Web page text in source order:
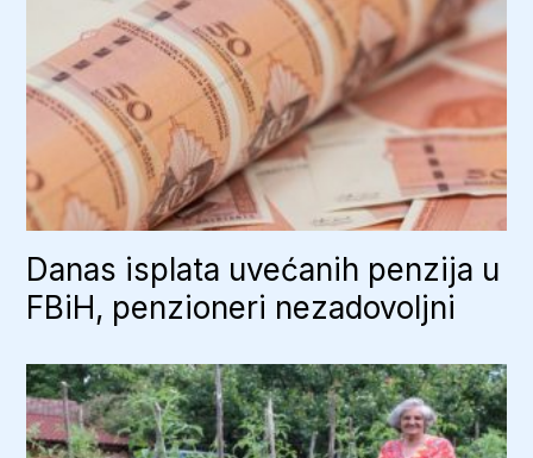
Danas isplata uvećanih penzija u
FBiH, penzioneri nezadovoljni